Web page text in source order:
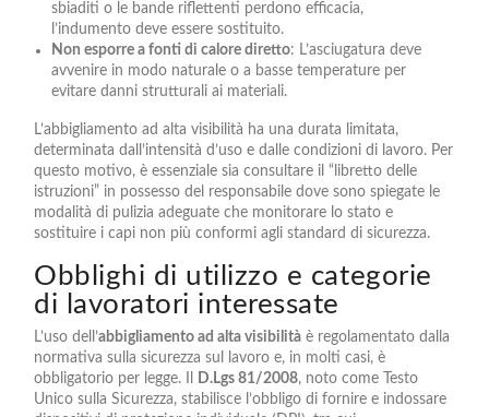
sbiaditi o le bande riflettenti perdono efficacia,
l’indumento deve essere sostituito.
Non esporre a fonti di calore diretto: L’asciugatura deve
avvenire in modo naturale o a basse temperature per
evitare danni strutturali ai materiali.
L’abbigliamento ad alta visibilità ha una durata limitata,
determinata dall’intensità d’uso e dalle condizioni di lavoro. Per
questo motivo, è essenziale sia consultare il “libretto delle
istruzioni” in possesso del responsabile dove sono spiegate le
modalità di pulizia adeguate che monitorare lo stato e
sostituire i capi non più conformi agli standard di sicurezza.
Obblighi di utilizzo e categorie
di lavoratori interessate
L’uso dell’abbigliamento ad alta visibilità è regolamentato dalla
normativa sulla sicurezza sul lavoro e, in molti casi, è
obbligatorio per legge. Il
D.Lgs 81/2008, noto come Testo
Unico sulla Sicurezza, stabilisce l’obbligo di fornire e indossare